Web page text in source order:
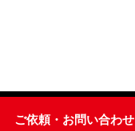
ご依頼・お問い合わせ